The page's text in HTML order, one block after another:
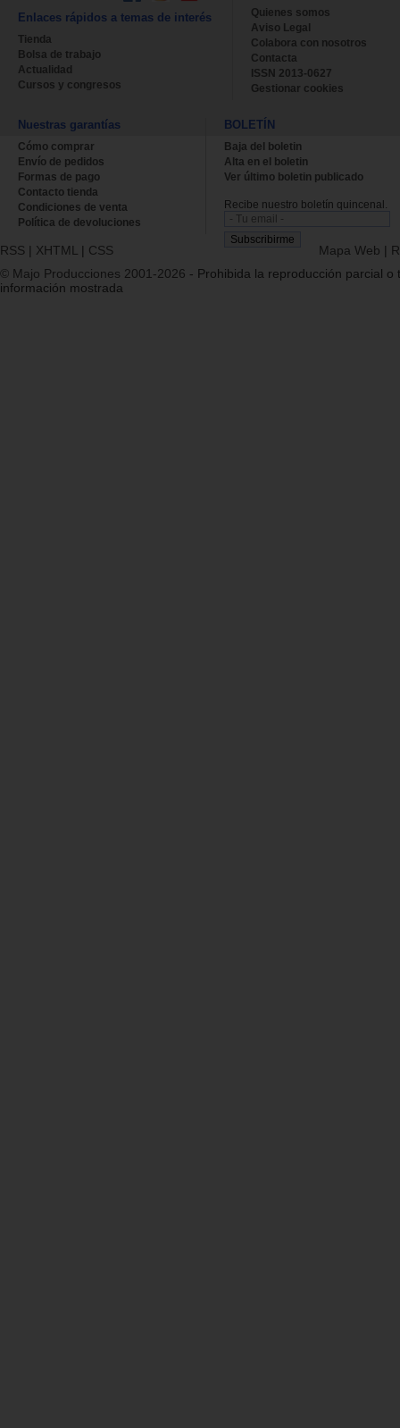
Enlaces rápidos a temas de interés
Tienda
Bolsa de trabajo
Actualidad
Cursos y congresos
Quienes somos
Aviso Legal
Colabora con nosotros
Contacta
ISSN 2013-0627
Gestionar cookies
Nuestras garantías
Cómo comprar
Envío de pedidos
Formas de pago
Contacto tienda
Condiciones de venta
Política de devoluciones
BOLETÍN
Baja del boletin
Alta en el boletin
Ver último boletin publicado
Recibe nuestro boletín quincenal.
RSS | XHTML | CSS Mapa Web |
© Majo Producciones 2001-2026 - Prohibida la reproducción parcial o
información mostrada